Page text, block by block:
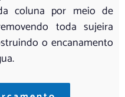
coluna por meio de
toda sujeira
o encanamento